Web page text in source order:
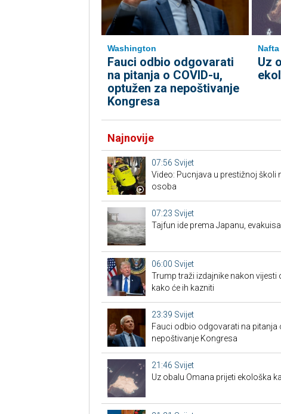
Washington
Fauci odbio odgovarati
na pitanja o COVID-u,
optužen za nepoštivanje
Kongresa
Uz
Najnovije
07:56 Svijet
Video: Pucnjava u prestižnoj školi
osoba
07:23 Svijet
Tajfun ide prema Japanu,
06:00 Svijet
Trump traži izdajnike nakon vijesti
kako će ih kazniti
23:39 Svijet
Fauci odbio odgovarati na pitanja
nepoštivanje Kongresa
21:46 Svijet
Uz obalu Omana prijeti ekološka